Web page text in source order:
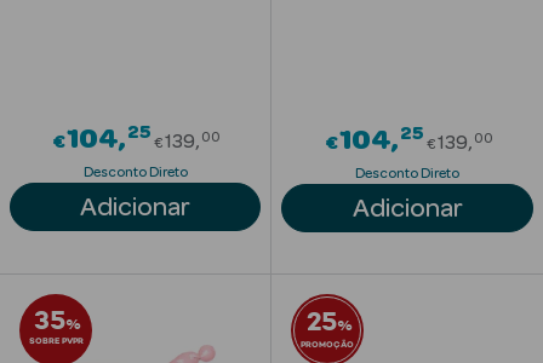
Ver Tudo
Cosmética
Hidratantes
Banho
€104 25Price reduced from
€139 00
Desconto Direto
Adicionar
€104 25Price
€139 00
Desconto Direto
Adicionar
35%
SOBRE PVPR
25%
PROMOÇÃO